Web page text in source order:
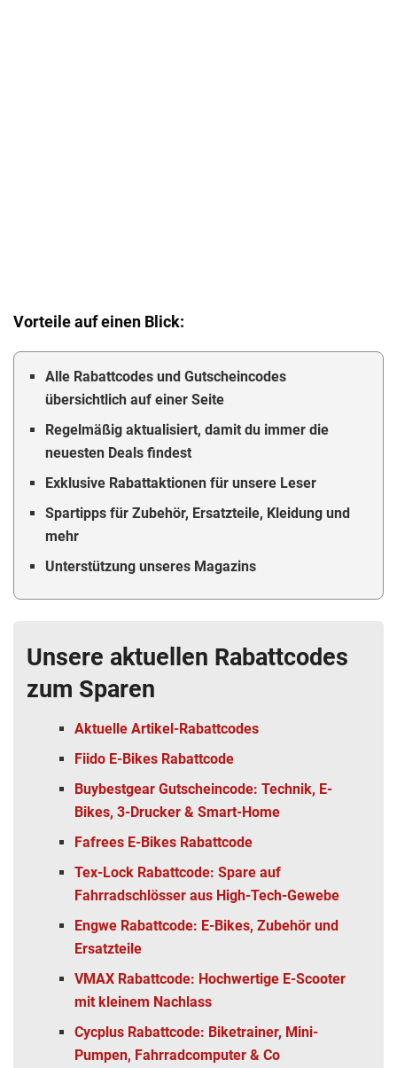
Vorteile auf einen Blick:
Alle Rabattcodes und Gutscheincodes
übersichtlich auf einer Seite
Regelmäßig aktualisiert, damit du immer die
neuesten Deals findest
Exklusive Rabattaktionen für unsere Leser
Spartipps für Zubehör, Ersatzteile, Kleidung und
mehr
Unterstützung unseres Magazins
Unsere aktuellen Rabattcodes
zum Sparen
Aktuelle Artikel-Rabattcodes
Fiido E-Bikes Rabattcode
Buybestgear Gutscheincode: Technik, E-
Bikes, 3-Drucker & Smart-Home
Fafrees E-Bikes Rabattcode
Tex-Lock Rabattcode: Spare auf
Fahrradschlösser aus High-Tech-Gewebe
Engwe Rabattcode: E-Bikes, Zubehör und
Ersatzteile
VMAX Rabattcode: Hochwertige E-Scooter
mit kleinem Nachlass
Cycplus Rabattcode: Biketrainer, Mini-
Pumpen, Fahrradcomputer & Co